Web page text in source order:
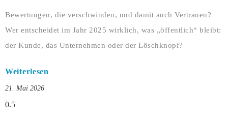
Bewertungen, die verschwinden, und damit auch Vertrauen?
Wer entscheidet im Jahr 2025 wirklich, was „öffentlich“ bleibt:
der Kunde, das Unternehmen oder der Löschknopf?
Weiterlesen
21. Mai 2026